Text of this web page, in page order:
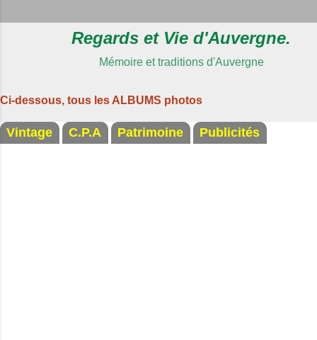
Regards et Vie d'Auvergne.
Mémoire et traditions d'Auvergne
Ci-dessous, tous les ALBUMS photos
Vintage C.P.A Patrimoine Publicités